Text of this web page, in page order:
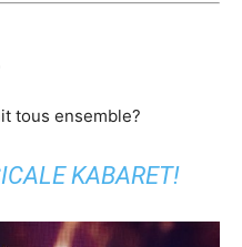
tous ensemble?
KABARET!